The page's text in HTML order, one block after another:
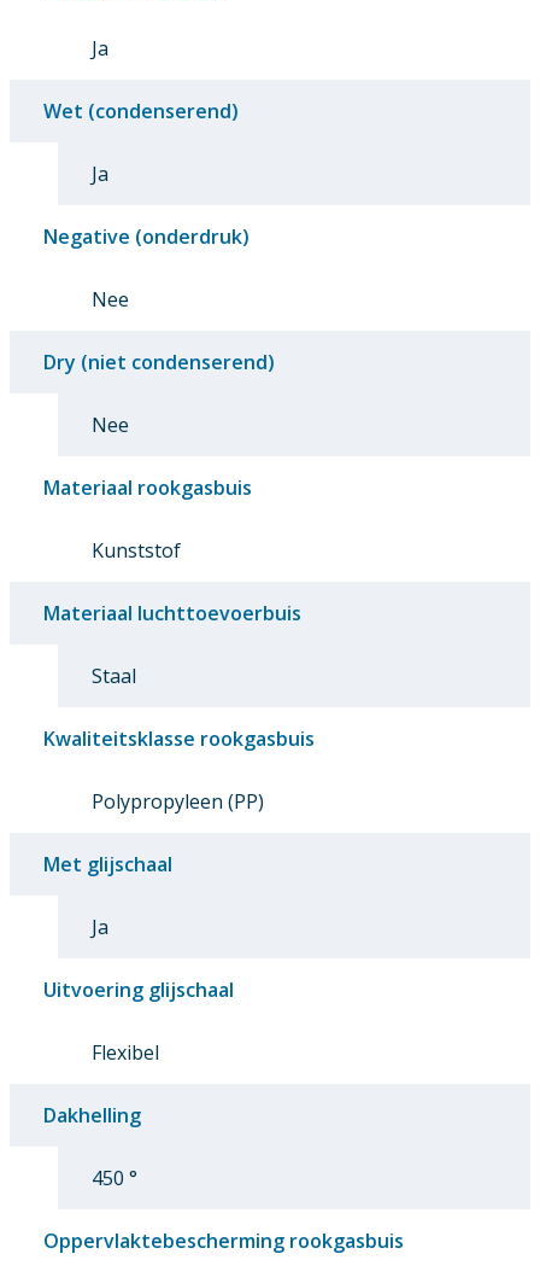
Ja
Wet (condenserend)
Ja
Negative (onderdruk)
Nee
Dry (niet condenserend)
Nee
Materiaal rookgasbuis
Kunststof
Materiaal luchttoevoerbuis
Staal
Kwaliteitsklasse rookgasbuis
Polypropyleen (PP)
Met glijschaal
Ja
Uitvoering glijschaal
Flexibel
Dakhelling
450 °
Oppervlaktebescherming rookgasbuis